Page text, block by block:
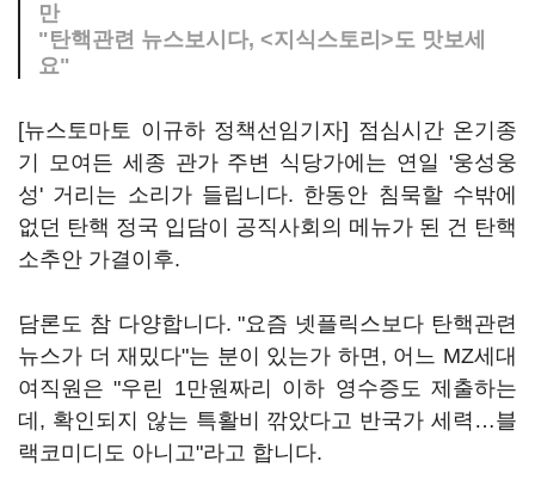
만
"탄핵관련 뉴스보시다, <지식스토리>도 맛보세
요"
[뉴스토마토 이규하 정책선임기자] 점심시간 온기종
기 모여든 세종 관가 주변 식당가에는 연일 '웅성웅
성' 거리는 소리가 들립니다. 한동안 침묵할 수밖에
없던 탄핵 정국 입담이 공직사회의 메뉴가 된 건 탄핵
소추안 가결이후.
담론도 참 다양합니다. "요즘 넷플릭스보다 탄핵관련
뉴스가 더 재밌다"는 분이 있는가 하면, 어느 MZ세대
여직원은 "우린 1만원짜리 이하 영수증도 제출하는
데, 확인되지 않는 특활비 깎았다고 반국가 세력…블
랙코미디도 아니고"라고 합니다.